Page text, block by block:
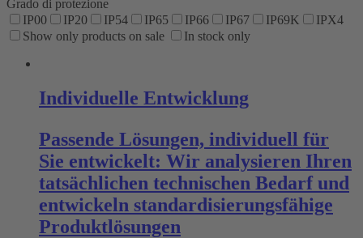
Grado di protezione
IP00
IP20 IP54 IP65 IP66 IP67 IP69K
IPX4
Show only products on sale
In stock only
Individuelle Entwicklung
Passende Lösungen, individuell für
Sie entwickelt: Wir analysieren Ihren
tatsächlichen technischen Bedarf und
entwickeln standardisierungsfähige
Produktlösungen